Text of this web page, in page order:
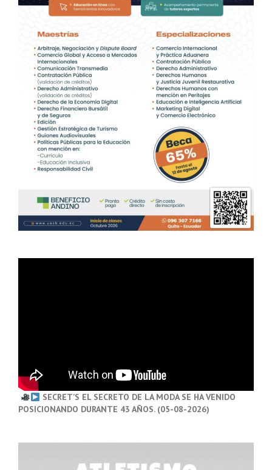
SECRET’S EL SECRETO DE LA MODA SE HA VENIDO
POSICIONANDO DURANTE 43 AÑOS. (05-08-2026)